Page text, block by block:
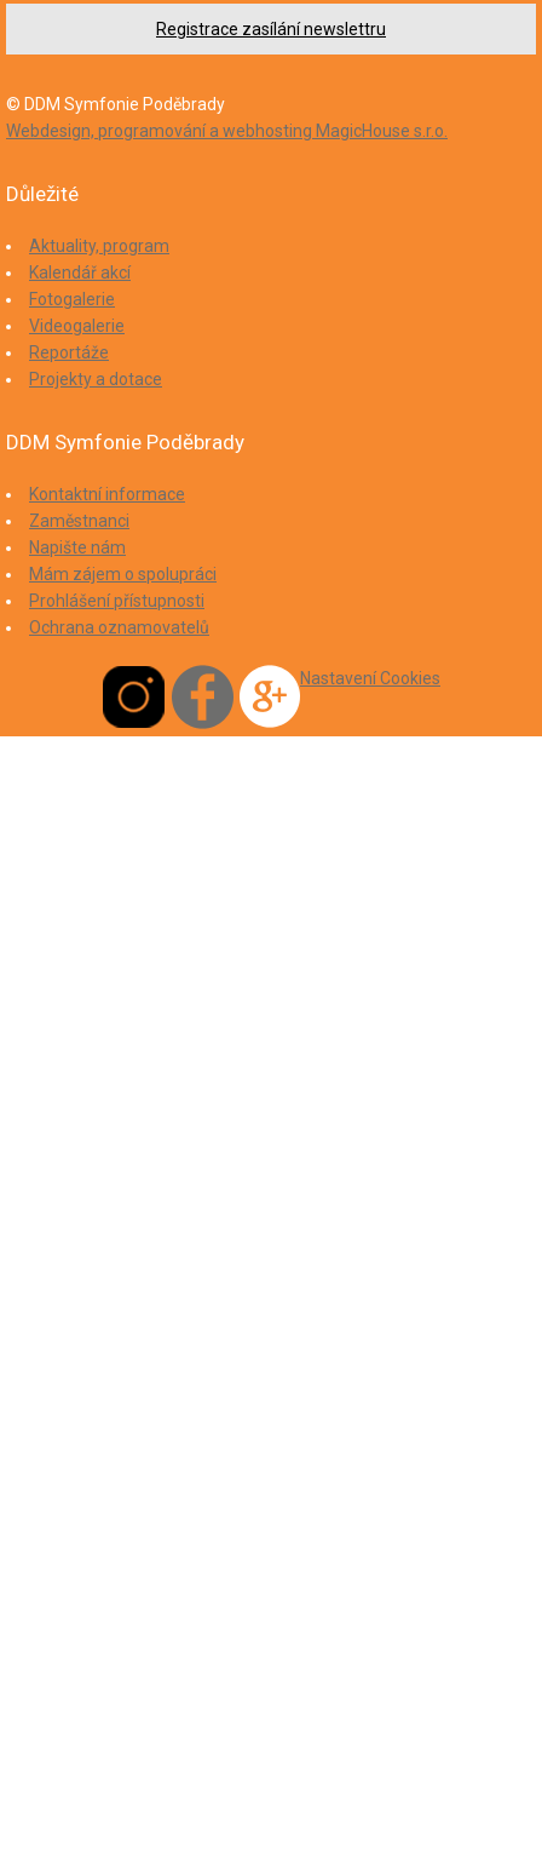
Registrace zasílání newslettru
© DDM Symfonie Poděbrady
Webdesign, programování a webhosting MagicHouse s.r.o.
Důležité
Aktuality, program
Kalendář akcí
Fotogalerie
Videogalerie
Reportáže
Projekty a dotace
DDM Symfonie Poděbrady
Kontaktní informace
Zaměstnanci
Napište nám
Mám zájem o spolupráci
Prohlášení přístupnosti
Ochrana oznamovatelů
Nastavení Cookies